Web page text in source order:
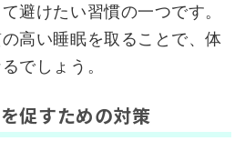
避けたい習慣の一つです。
高い睡眠を取ることで、体
でしょう。
促すための対策